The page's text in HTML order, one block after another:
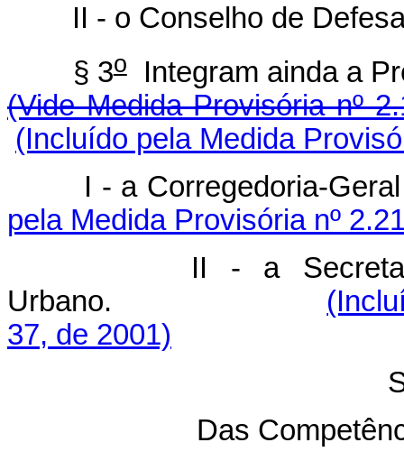
II - o Conselho de Defesa
§ 3oIntegram ainda
(Vide Medida Provisória nº
(Incluído pela Medida
I - a
pela Medida Provisória nº
II - a Secretaria
Urbano.
37, de 2001)
Das